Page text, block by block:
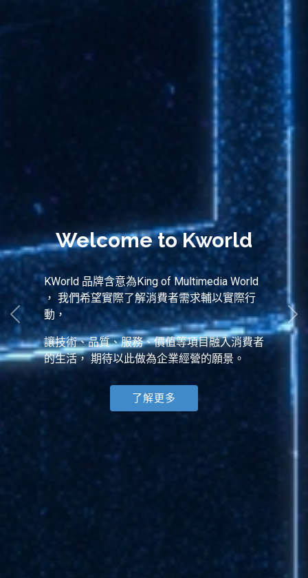
Welcome to Kworld
KWorld 品牌含意為King of Multimedia World
， 我們希望實際了解消費者需求輔以實際行
動，
讓技術、品質、服務、價值等項目融入消費者
的生活， 期待以此做為企業經營的願景。
了解更多